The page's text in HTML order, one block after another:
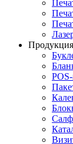
Продукция